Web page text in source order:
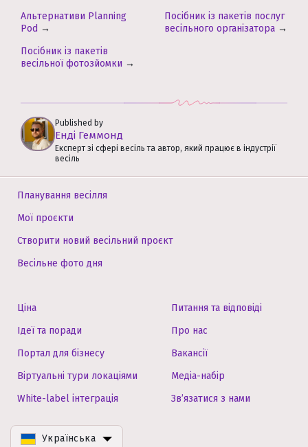
Альтернативи Planning
Pod →
Посібник із пакетів послуг
весільного організатора →
Посібник із пакетів
весільної фотозйомки →
Published by
Енді Геммонд
Експерт зі сфері весіль та автор, який працює в індустрії
весіль
Планування весілля
Мої проєкти
Створити новий весільний проєкт
Весільне фото дня
Ціна
Ідеї та поради
Портал для бізнесу
Віртуальні тури локаціями
White-label інтеграція
Питання та відповіді
Про нас
Вакансії
Медіа-набір
Зв’язатися з нами
Українська